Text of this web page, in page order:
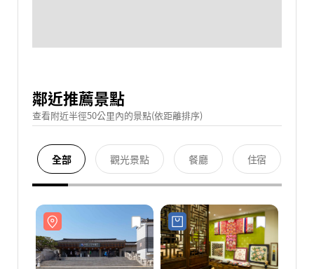
鄰近推薦景點
查看附近半徑50公里內的景點(依距離排序)
全部 觀光景點 餐廳 住宿